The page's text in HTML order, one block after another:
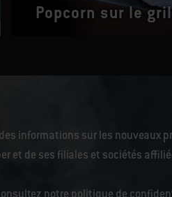
Popcorn sur le gril
informations sur les nouveaux
et de ses filiales et sociétés
notre politique de